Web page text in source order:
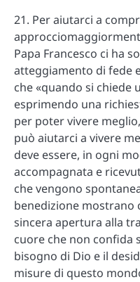
21. Per aiutarci a
Papa Francesco ci ha
atteggiamento di fede
che «quando si chiede
esprimendo una
per poter vivere
può aiutarci a vivere
deve essere, in ogni
accompagnata e
che vengono
benedizione mostrano
sincera apertura alla
cuore che non confida
bisogno di Dio e il
misure di questo